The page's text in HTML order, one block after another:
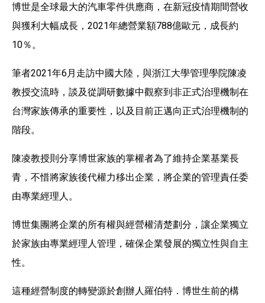
博世是全球最大的汽車零件供應商，在新冠疫情期間營收
與獲利大幅成長，2021年總營業額788億歐元，成長約
10％。
筆者2021年6月走訪中國大陸，與浙江大學管理學院陳凌
教授交流時，談及從調研數據中觀察到非正式治理機制在
台灣家族傳承的重要性，以及目前正邁向正式治理機制的
階段。
陳凌教授則分享博世家族的掌權者為了維持企業基業長
青，不惜將家族後代權力移出企業，將企業的管理責任委
由專業經理人。
博世集團將企業的所有權與經營權清楚劃分，讓企業獨立
於家族由專業經理人管理，確保企業發展的獨立性與自主
性。
這種經營制度的轉變源於創辦人羅伯特．博世生前的構